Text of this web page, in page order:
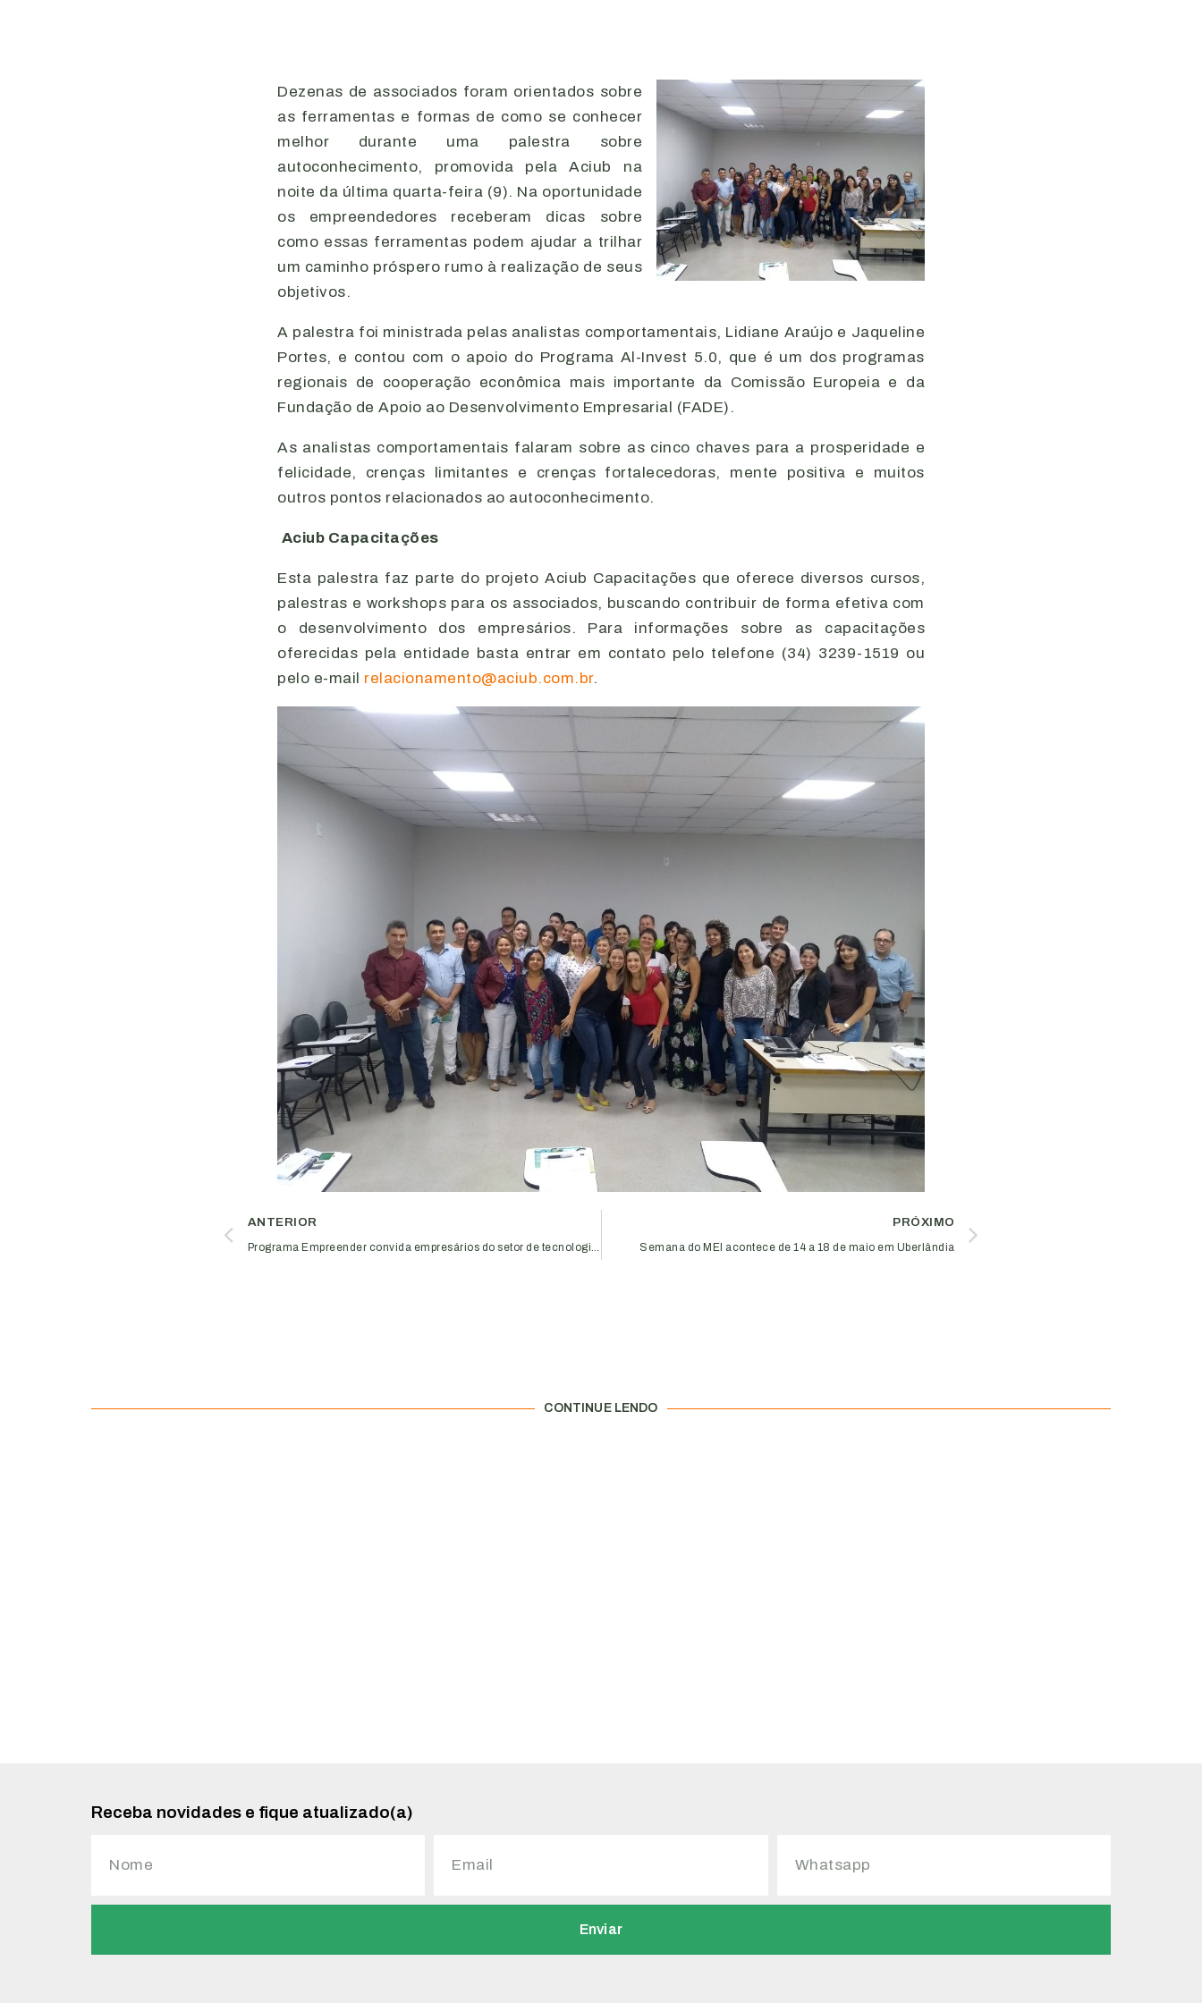
Dezenas de associados foram orientados sobre
as ferramentas e formas de como se conhecer
melhor durante uma palestra sobre
autoconhecimento, promovida pela Aciub na
noite da última quarta-feira (9). Na oportunidade
os empreendedores receberam dicas sobre
como essas ferramentas podem ajudar a trilhar
um caminho próspero rumo à realização de seus
objetivos.
A palestra foi ministrada pelas analistas comportamentais, Lidiane Araújo e Jaqueline
Portes, e contou com o apoio do Programa Al-Invest 5.0, que é um dos programas
regionais de cooperação econômica mais importante da Comissão Europeia e da
Fundação de Apoio ao Desenvolvimento Empresarial (FADE).
As analistas comportamentais falaram sobre as cinco chaves para a prosperidade e
felicidade, crenças limitantes e crenças fortalecedoras, mente positiva e muitos
outros pontos relacionados ao autoconhecimento.
Aciub Capacitações
Esta palestra faz parte do projeto Aciub Capacitações que oferece diversos cursos,
palestras e workshops para os associados, buscando contribuir de forma efetiva com
o desenvolvimento dos empresários. Para informações sobre as capacitações
oferecidas pela entidade basta entrar em contato pelo telefone (34) 3239-1519 ou
pelo e-mail relacionamento@aciub.com.br.
ANTERIOR PRÓXIMO
Semana do MEI acontece de 14 a 18 de maio em Uberlândia
CONTINUE LENDO
Receba novidades e fique atualizado(a)
Enviar